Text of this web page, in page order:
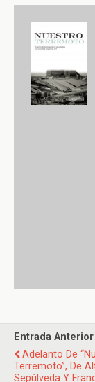
Entrada Anterior
Adelanto De
Terremoto”, De
Sepúlveda Y